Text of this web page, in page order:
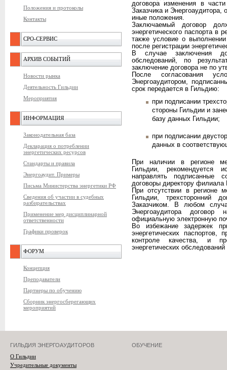
Положения и протоколы
Контакты
СРО-СЕРВИС
АРХИВ СОБЫТИЙ
Новости рынка
Деятельность Гильдии
Мероприятия
ИНФОРМАЦИЯ
Законодательная база
Декларация о потреблении
энергетических ресурсов
Стандарты и правила
Энергоаудит. Примеры
Письма Министерства энергетики РФ
Сведения об участии в судебных
разбирательствах
Применение мер дисциплинарной
ответственности
Графики проверок
ФОРУМ
Концепция
Преподаватели
Партнеры по обучению
Сборник энергосберегающих
мероприятий
договора изменения в
Заказчика и Энергоаудитора,
иные положения.
Заключаемый договор
энергетического паспорта в
также условие о
после регистрации
В случае заключения
обследований, по
заключение договора не по
После согласования
Энергоаудитором,
срок передается в Гильдию:
при подписании
стороны Гильдии и
базу данных Гильдии;
при подписании
данных в
При наличии в регионе
Гильдии, рекомендуется
направлять подписанные
договоры директору филиала
При отсутствии в регионе
Гильдии, трехсторонний
Заказчиком. В любом
Энергоаудитора
официальную электронную
Во избежание задержек
энергетических паспортов,
контроле качества, и
энергетических
ГИЛЬДИЯ ЭНЕРГОАУДИТОРОВ
О Гильдии
Учредительные документы
ОБУЧЕНИЕ